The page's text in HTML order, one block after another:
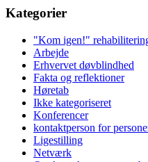
Kategorier
"Kom igen!"
Arbejde
Erhvervet døvblindhed
Fakta og reflektioner
Høretab
Ikke kategoriseret
Konferencer
kontaktperson for
Ligestilling
Netværk